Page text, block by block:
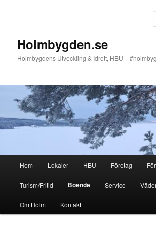
Holmbygden.se
Holmbygdens Utveckling & Idrott, HBU –
Hem Lokaler HBU Företag
Turism/Fritid Boende Service
Om Holm Kontakt